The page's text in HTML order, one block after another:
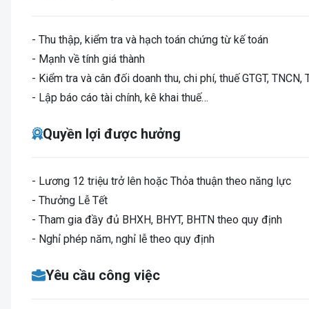
- Thu thập, kiểm tra và hạch toán chứng từ kế toán
- Mạnh về tính giá thành
- Kiểm tra và cân đối doanh thu, chi phí, thuế GTGT, TNCN,
- Lập báo cáo tài chính, kê khai thuế…
Quyền lợi được hưởng
- Lương 12 triệu trở lên hoặc Thỏa thuận theo năng lực
- Thưởng Lễ Tết
- Tham gia đầy đủ BHXH, BHYT, BHTN theo quy định
- Nghỉ phép năm, nghỉ lễ theo quy định
Yêu cầu công việc